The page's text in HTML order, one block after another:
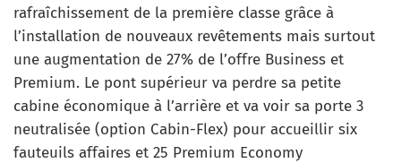
rafraîchissement de la première classe grâce à
l’installation de nouveaux revêtements mais surtout
une augmentation de 27% de l’offre Business et
Premium. Le pont supérieur va perdre sa petite
cabine économique à l’arrière et va voir sa porte 3
neutralisée (option Cabin-Flex) pour accueillir six
fauteuils affaires et 25 Premium Economy